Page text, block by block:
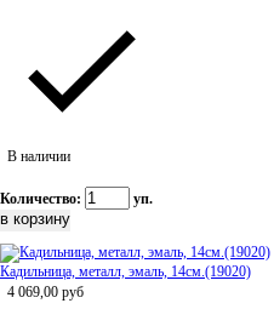
В наличии
Количество: уп.
Кадильница, металл, эмаль, 14см.(19020)
4 069,00 руб